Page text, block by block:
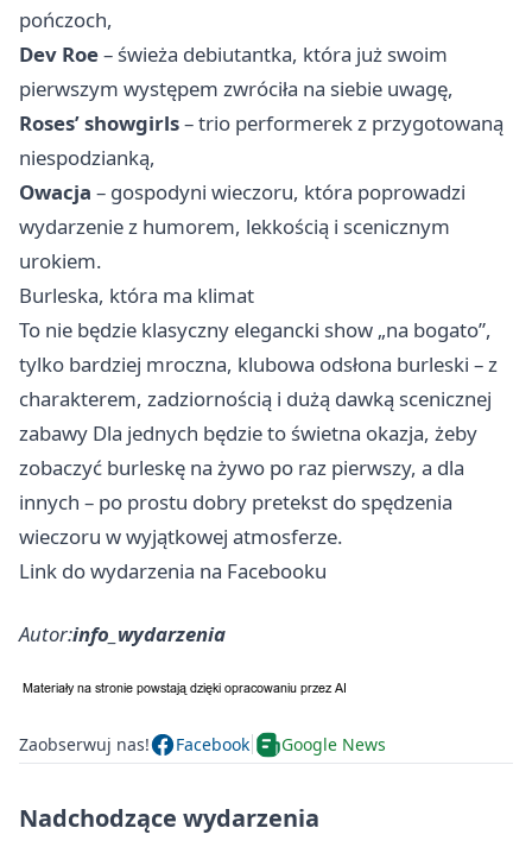
pończoch,
Dev Roe– świeża debiutantka, która już swoim
pierwszym występem zwróciła na siebie uwagę,
Roses’ showgirls– trio performerek z przygotowaną
niespodzianką,
Owacja – gospodyni wieczoru, która poprowadzi
wydarzenie z humorem, lekkością i scenicznym
urokiem.
Burleska, która ma klimat
To nie będzie klasyczny elegancki show „na bogato”,
tylko bardziej mroczna, klubowa odsłona burleski – z
charakterem, zadziornością i dużą dawką scenicznej
zabawy Dla jednych będzie to świetna okazja, żeby
zobaczyć burleskę na żywo po raz pierwszy, a dla
innych – po prostu dobry pretekst do spędzenia
wieczoru w wyjątkowej atmosferze.
Link do wydarzenia na Facebooku
Autor:info_wydarzenia
Zaobserwuj nas! Facebook Google News
Nadchodzące wydarzenia